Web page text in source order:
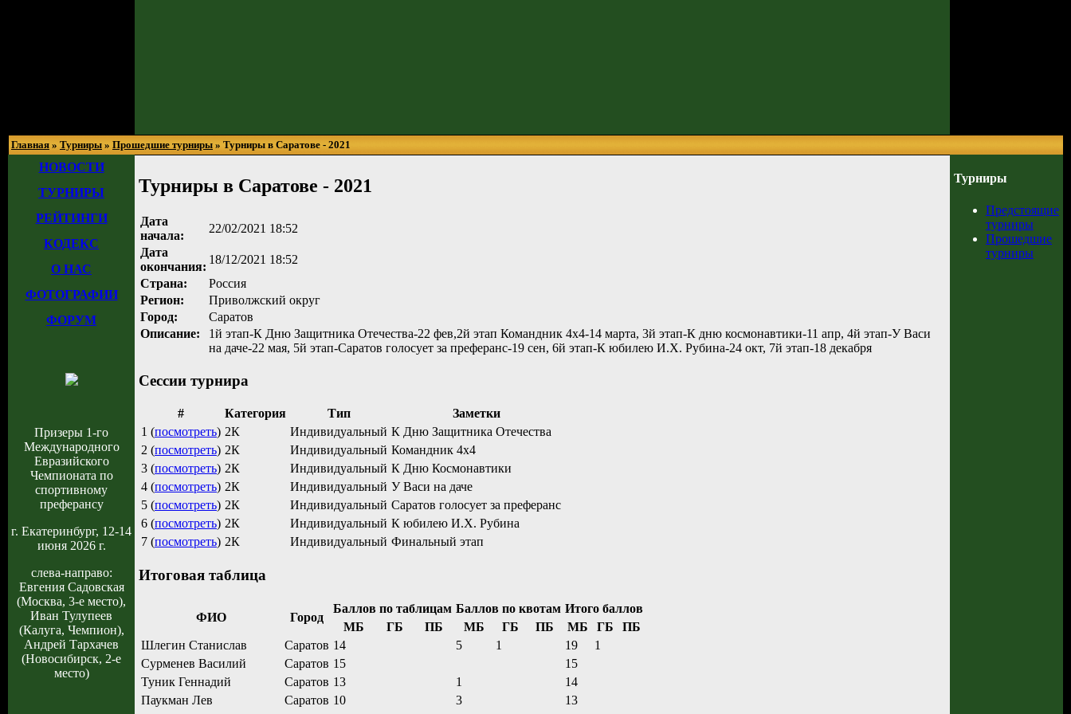
Главная » Турниры » Прошедшие турниры » Турниры в Саратове - 2021
НОВОСТИ
ТУРНИРЫ
РЕЙТИНГИ
КОДЕКС
О НАС
ФОТОГРАФИИ
ФОРУМ
Призеры 1-го
Международного
Евразийского
Чемпионата по
спортивному
преферансу
г. Екатеринбург, 12-14
июня 2026 г.
слева-направо:
Евгения Садовская
(Москва, 3-е место),
Иван Тулупеев
(Калуга, Чемпион),
Андрей Тархачев
(Новосибирск, 2-е
место)
Турниры в Саратове - 2021
Дата
начала:
22/02/2021 18:52
Дата
окончания:
18/12/2021 18:52
Страна:
Россия
Регион:
Приволжский округ
Город:
Саратов
Описание:
1й этап-К Дню Защитника Отечества-22 фев,2й этап Командник 4х4-14 марта, 3й этап-К дню космонавтики-11 апр, 4й этап-У Васи
на даче-22 мая, 5й этап-Саратов голосует за преферанс-19 сен, 6й этап-К юбилею И.Х. Рубина-24 окт, 7й этап-18 декабря
Сессии турнира
# Категория Тип
Заметки
1 (посмотреть) 2К Индивидуальный К Дню Защитника Отечества
2 (посмотреть) 2К Индивидуальный Командник 4х4
3 (посмотреть) 2К Индивидуальный К Дню Космонавтики
4 (посмотреть) 2К Индивидуальный У Васи на даче
5 (посмотреть) 2К Индивидуальный Саратов голосует за преферанс
6 (посмотреть) 2К Индивидуальный К юбилею И.Х. Рубина
7 (посмотреть) 2К Индивидуальный Финальный этап
Итоговая таблица
ФИО Город
Баллов по таблицам Баллов по квотам Итого баллов
МБ
ГБ ПБ МБ ГБ ПБ МБ ГБ
ПБ
Шлегин Станислав
Саратов 14 5 1 19
1
Сурменев Василий
Саратов 15
15
Туник Геннадий
Саратов 13 1
14
Паукман Лев
Саратов 10 3
13
Турниры
Предстоящие
турниры
Прошедшие
турниры